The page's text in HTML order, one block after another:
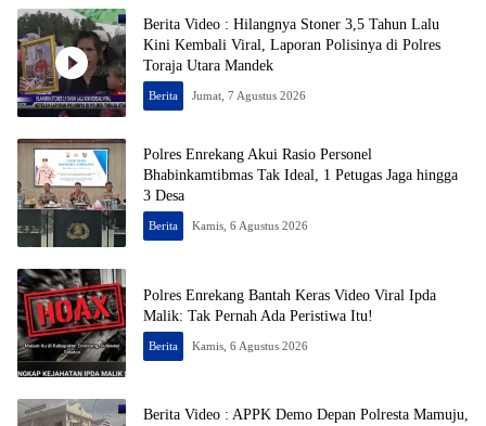
Berita Video : Hilangnya Stoner 3,5 Tahun Lalu
Kini Kembali Viral, Laporan Polisinya di Polres
Toraja Utara Mandek
Berita Jumat, 7 Agustus 2026
Polres Enrekang Akui Rasio Personel
Bhabinkamtibmas Tak Ideal, 1 Petugas Jaga hingga
3 Desa
Berita Kamis, 6 Agustus 2026
Polres Enrekang Bantah Keras Video Viral Ipda
Malik: Tak Pernah Ada Peristiwa Itu!
Berita Kamis, 6 Agustus 2026
Berita Video : APPK Demo Depan Polresta Mamuju,